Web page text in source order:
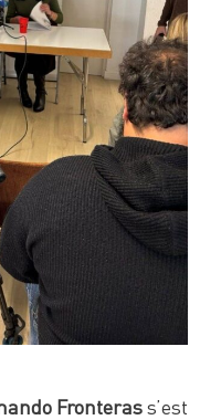
Fronterass’est